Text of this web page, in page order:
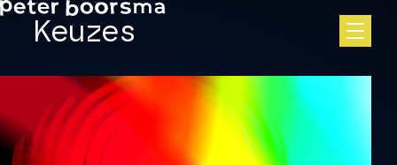
Skip to main content
Keuzes